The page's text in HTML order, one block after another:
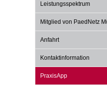
Leistungsspektrum
Mitglied von PaedNetz
Anfahrt
Kontaktinformation
PraxisApp